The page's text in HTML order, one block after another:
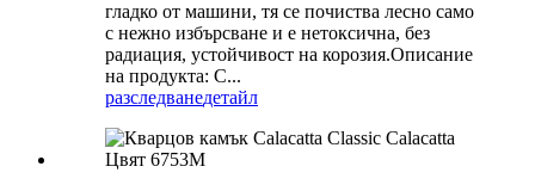
гладко от машини, тя се почиства лесно само
с нежно избърсване и е нетоксична, без
радиация, устойчивост на корозия.Описание
на продукта: C...
разследванедетайл